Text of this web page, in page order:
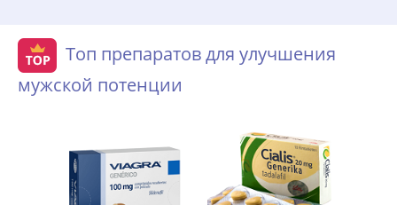
Топ препаратов для улучшения
мужской потенции